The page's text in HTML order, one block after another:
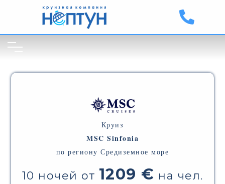
Круиз
MSC Sinfonia
по региону Средиземное море
10 ночей от 1209 € на чел.